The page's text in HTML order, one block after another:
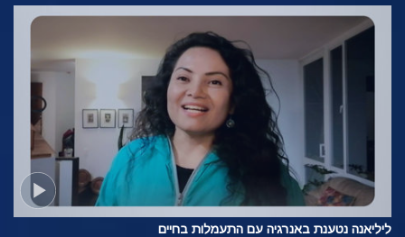
ליליאנה נטענת באנרגיה עם התעמלות בחיים